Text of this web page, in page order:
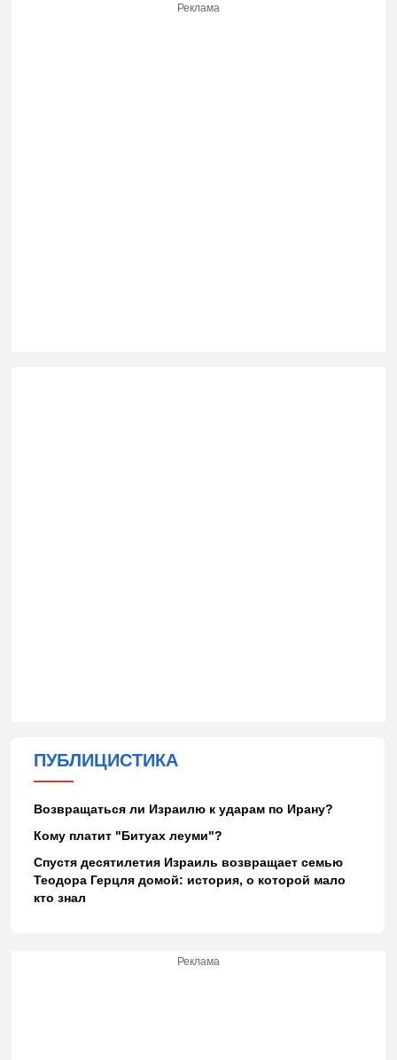
Реклама
ПУБЛИЦИСТИКА
Возвращаться ли Израилю к ударам по Ирану?
Кому платит "Битуах леуми"?
Спустя десятилетия Израиль возвращает семью
Теодора Герцля домой: история, о которой мало
кто знал
Реклама